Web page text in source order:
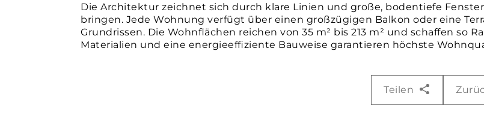
Die Architektur zeichnet sich durch klare Linien und große, bodentiefe
bringen. Jede Wohnung verfügt über einen großzügigen Balkon oder eine
Grundrissen. Die Wohnflächen reichen von 35 m² bis 213 m² und schaffen so
Materialien und eine energieeffiziente Bauweise garantieren höchste
Teilen